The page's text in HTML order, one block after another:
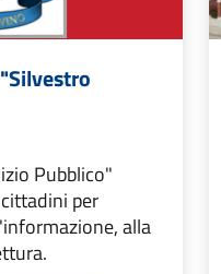
Pubblico"
per
alla